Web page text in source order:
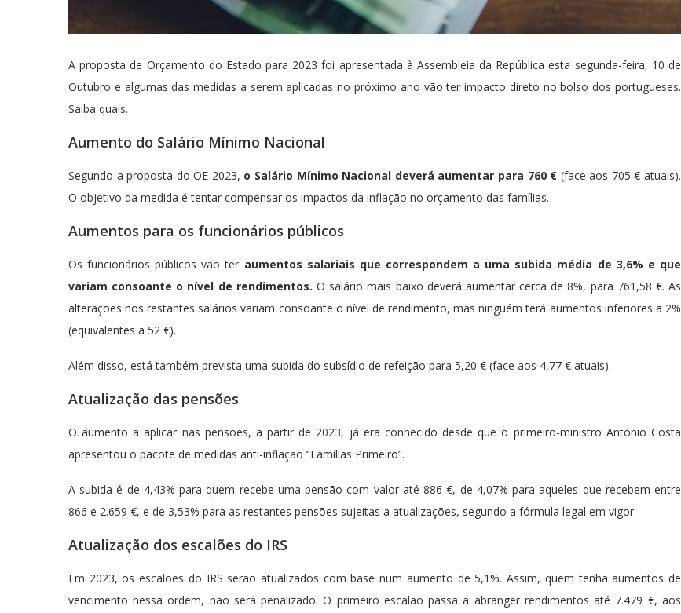
A proposta de Orçamento do Estado para 2023 foi apresentada à Assembleia da República esta segunda-feira, 10 de
Outubro e algumas das medidas a serem aplicadas no próximo ano vão ter impacto direto no bolso dos portugueses.
Saiba quais.
Aumento do Salário Mínimo Nacional
Segundo a proposta do OE 2023, o Salário Mínimo Nacional deverá aumentar para 760 € (face aos 705 € atuais).
O objetivo da medida é tentar compensar os impactos da inflação no orçamento das famílias.
Aumentos para os funcionários públicos
Os funcionários públicos vão ter aumentos salariais que correspondem a uma subida média de 3,6% e que
variam consoante o nível de rendimentos. O salário mais baixo deverá aumentar cerca de 8%, para 761,58 €. As
alterações nos restantes salários variam consoante o nível de rendimento, mas ninguém terá aumentos inferiores a 2%
(equivalentes a 52 €).
Além disso, está também prevista uma subida do subsídio de refeição para 5,20 € (face aos 4,77 € atuais).
Atualização das pensões
O aumento a aplicar nas pensões, a partir de 2023, já era conhecido desde que o primeiro-ministro António Costa
apresentou o pacote de medidas anti-inflação “Famílias Primeiro”.
A subida é de 4,43% para quem recebe uma pensão com valor até 886 €, de 4,07% para aqueles que recebem entre
866 e 2.659 €, e de 3,53% para as restantes pensões sujeitas a atualizações, segundo a fórmula legal em vigor.
Atualização dos escalões do IRS
Em 2023, os escalões do IRS serão atualizados com base num aumento de 5,1%. Assim, quem tenha aumentos de
vencimento nessa ordem, não será penalizado. O primeiro escalão passa a abranger rendimentos até 7.479 €, aos